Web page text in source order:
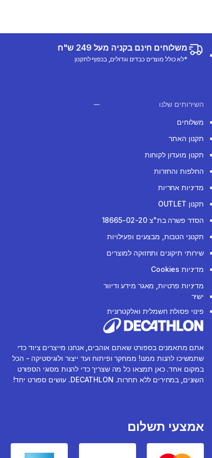
משלוחים חינם בקניה מעל 249 ש"ח
*לא כולל מוצרים כבדים וגדולים, בכפוף לתקנון
השירותים שלנו
משלוחים
תקנון האתר
תקנון מועדון לקוחות
החלפות והחזרות
מדיניות אחריות
תקנון OUTLET
הסדר פשרה בת"צ 18665-02-20
תקנוני הטבות, מבצעים ופעילויות
שירותי תיקונים ותחזוקה למוצרים
מדיניות Cookies
מדיניות פרטיות, מאגר מידע ודיוור
ישיר
פינוי פסולת חשמלית ואלקטרונית
אתם מתאמנים בספורט שאתם אוהבים, אנחנו מייצרים ציוד כדי
שתמשיכו להנות ממנו! ממחקר ופיתוח ועד ייצור ולוגיסטיקה - הכל
במקום אחד. כאן תמצאו כל מה שצריך כדי להנות מסוגי הספורט
השונים, במחירים ללא תחרות. DECATHLON. עושים ספורט יחד!
אמצעי תשלום